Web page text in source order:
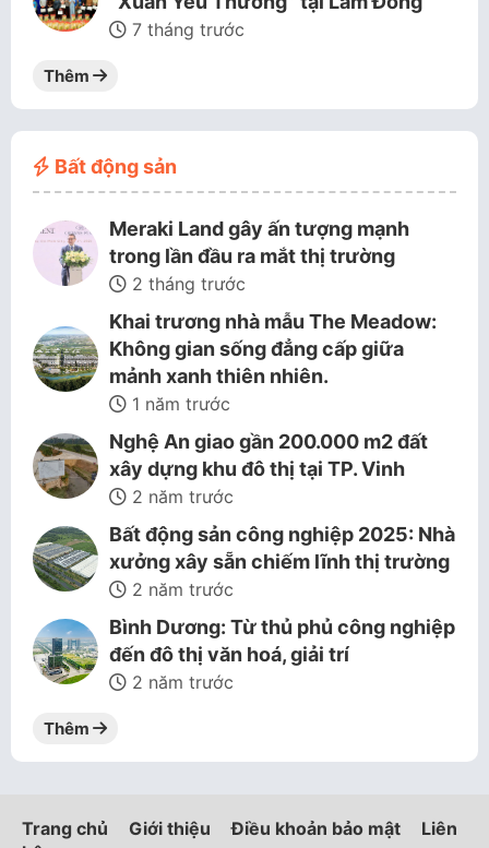
7 tháng trước
Thêm
Bất động sản
Meraki Land gây ấn tượng mạnh
trong lần đầu ra mắt thị trường
2 tháng trước
Khai trương nhà mẫu The Meadow:
Không gian sống đẳng cấp giữa
mảnh xanh thiên nhiên.
1 năm trước
Nghệ An giao gần 200.000 m2 đất
xây dựng khu đô thị tại TP. Vinh
2 năm trước
Bất động sản công nghiệp 2025: Nhà
xưởng xây sẵn chiếm lĩnh thị trường
2 năm trước
Bình Dương: Từ thủ phủ công nghiệp
đến đô thị văn hoá, giải trí
2 năm trước
Thêm
Trang chủ Giới thiệu Điều khoản bảo mật
Liên